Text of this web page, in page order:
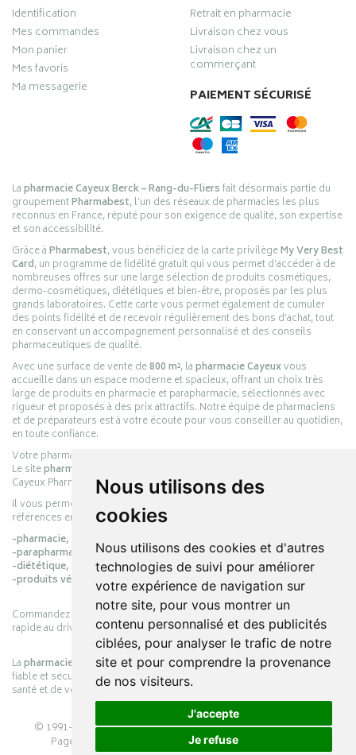
Nous utilisons des
cookies
Nous utilisons des cookies et d'autres
technologies de suivi pour améliorer
votre expérience de navigation sur
notre site, pour vous montrer un
contenu personnalisé et des publicités
ciblées, pour analyser le trafic de notre
site et pour comprendre la provenance
de nos visiteurs.
J'accepte
Je refuse
Identification
Mes commandes
Mon panier
Mes favoris
Ma messagerie
Retrait en pharmacie
Livraison chez vous
Livraison chez un
commerçant
PAIEMENT SÉCURISÉ
Lapharmacie Cayeux Berck – Rang-du-Fliersfait désormais partie du
groupementPharmabest, l’un des réseaux de pharmacies les plus
reconnus en France, réputé pour son exigence de qualité, son expertise
et son accessibilité.
Grâce àPharmabest, vous bénéficiez de la carte privilègeMy Very Best
Card, un programme de fidélité gratuit qui vous permet d’accéder à de
nombreuses offres sur une large sélection de produits cosmétiques,
dermo-cosmétiques, diététiques et bien-être, proposés par les plus
grands laboratoires. Cette carte vous permet également de cumuler
des points fidélité et de recevoir régulièrement des bons d’achat, tout
en conservant un accompagnement personnalisé et des conseils
pharmaceutiques de qualité.
Avec une surface de vente de800 m², lapharmacie Cayeuxvous
accueille dans un espace moderne et spacieux, offrant un choix très
large de produits en pharmacie et parapharmacie, sélectionnés avec
rigueur et proposés à des prix attractifs. Notre équipe de pharmaciens
et de préparateurs est à votre écoute pour vous conseiller au quotidien,
en toute confiance.
Votre pharmacie en ligne :
Le sitepharmacie-cayeux.fr
Cayeux Pharmabest Berck-sur-Mer – Rang-du-Fliers.
Il vous permet de réaliser vos achats en ligne parmi des milliers de
références en :
-pharmacie,
-parapharmacie,
-diététique,
-produits vétérinaires.
Commandez simplement vos produits en ligne et choisissez le retrait
rapide au drive ou la livraison à domicile, en toute simplicité.
Lapharmacie Cayeuxs’engage à vous offrir une expérience pratique,
fiable et sécurisée, en officine comme en ligne, au service de votre
santé et de votre bien-être.
© 1991-2026PHARMACIE CAYEUX– Tous droits réservés –
Page mise à jour le 03/08/2026 –Pharmacie en ligne